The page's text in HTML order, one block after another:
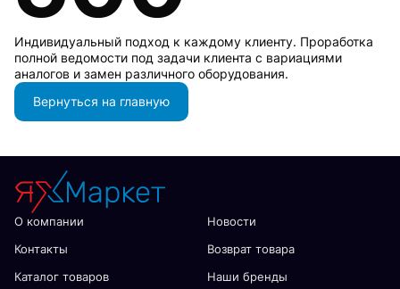
Индивидуальный подход к каждому клиенту. Проработка
полной ведомости под задачи клиента с вариациями
аналогов и замен различного оборудования.
Вернуться на главную
О компании
Новости
Контакты
Возврат товара
Каталог товаров
Наши бренды